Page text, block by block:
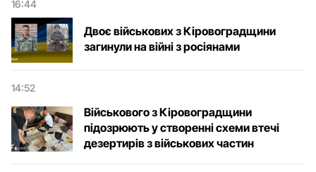
16:44
Двоє військових з Кіровоградщини
загинули на війні з росіянами
14:52
Військового з Кіровоградщини
підозрюють у створенні схеми втечі
дезертирів з військових частин